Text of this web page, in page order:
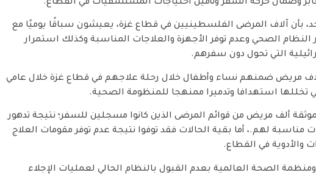
وضمان حركة السفر وتأمين احتياجات المستشفيات في القطاع.
بأن آلاف المرضى الفلسطينيين في قطاع غزة، يعيشون سباقًا يوميًا مع
النظام الصحي وعدم توفر الأجهزة والعلاجات المناسبة وكذلك استمرار
التي تحول دون سفرهم.
المركز أنه توثق من وفاة 10 آلاف مريض ضمنهم نساء وأطفال خلال رحلة علاجهم في قطاع غزة خلال عامي
تخللها استهدافا وتدميرا ممنهجا للمنظومة الصحية.
ألف مريض من قوائم المرضى الذين كانوا مسجلين للسفر؛ نتيجة تدهور
مناسبة لهم.، أما بقية الحالات فقد توفوا نتيجة عدم توفر مقومات العلاج
والأدوية في القطاع.
الصحة العالمية بعدم القبول بالنظام الحالي لعمليات الإجلاء